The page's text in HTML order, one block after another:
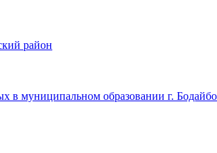
район
в муниципальном образовании г.